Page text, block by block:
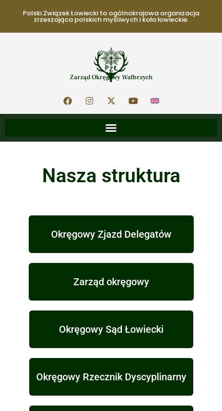
Polski Związek Łowiecki to ogólnokrajowa organizacja
zrzeszająca polskich myśliwych i koła łowieckie.
Zarząd Okręgowy Wałbrzych
Nasza struktura
Okręgowy Zjazd Delegatów
Zarząd okręgowy
Okręgowy Sąd Łowiecki
Okręgowy Rzecznik Dyscyplinarny